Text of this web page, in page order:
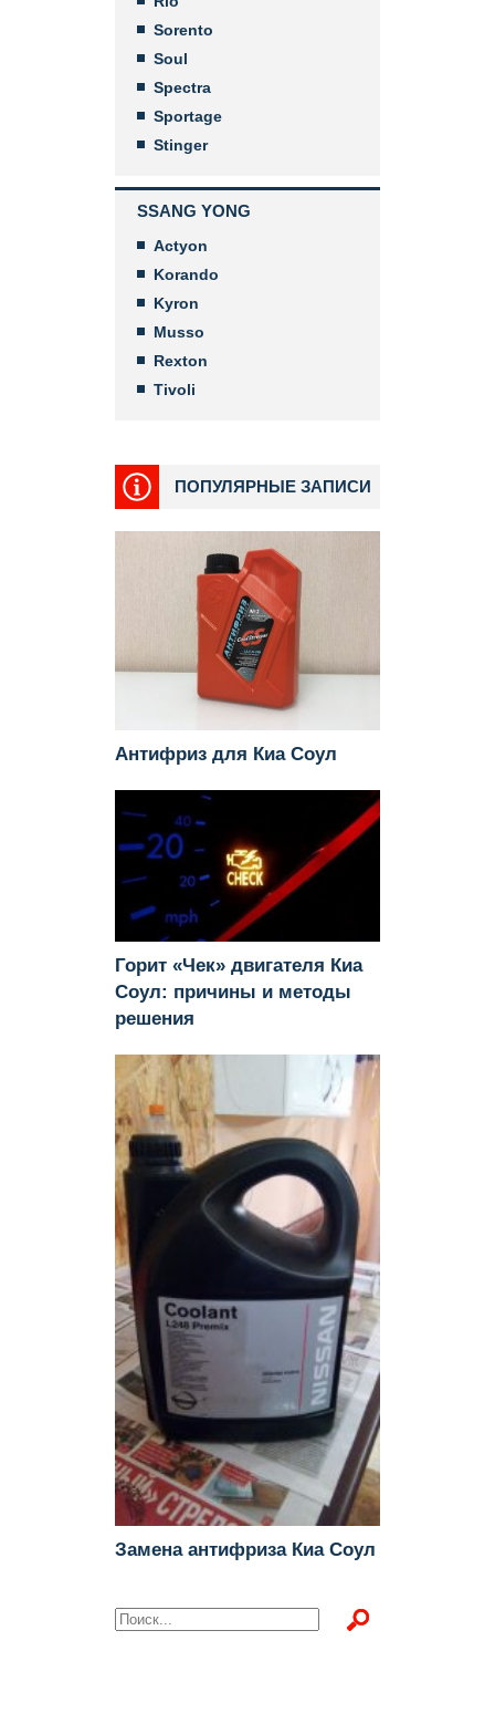
Sorento
Soul
Spectra
Sportage
Stinger
SSANG YONG
Actyon
Korando
Kyron
Musso
Rexton
Tivoli
ПОПУЛЯРНЫЕ ЗАПИСИ
Антифриз для Киа Соул
Горит «Чек» двигателя Киа
Соул: причины и методы
решения
Замена антифриза Киа Соул